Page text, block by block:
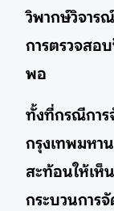
วิพากษ์วิจาร
การตรวจสอ
พอ
ทั้งที่กรณีการ
กรุงเทพมหา
สะท้อนให้เห็
กระบวนการ